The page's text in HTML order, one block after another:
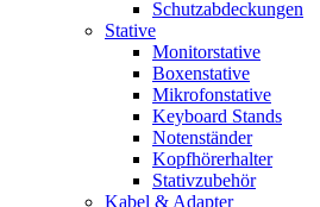
Schutzabdeckungen
Stative
Monitorstative
Boxenstative
Mikrofonstative
Keyboard Stands
Notenständer
Kopfhörerhalter
Stativzubehör
Kabel & Adapter